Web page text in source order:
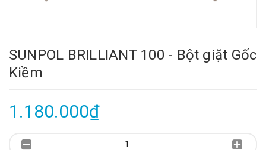
SUNPOL BRILLIANT 100 - Bột giặt Gốc
Kiềm
1.180.000₫